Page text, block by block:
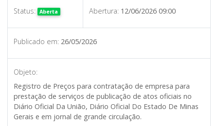
Status: Aberta Abertura: 12/06/2026 09:00
Publicado em: 26/05/2026
Objeto:
Registro de Preços para contratação de empresa para
prestação de serviços de publicação de atos oficiais no
Diário Oficial Da União, Diário Oficial Do Estado De Minas
Gerais e em jornal de grande circulação.